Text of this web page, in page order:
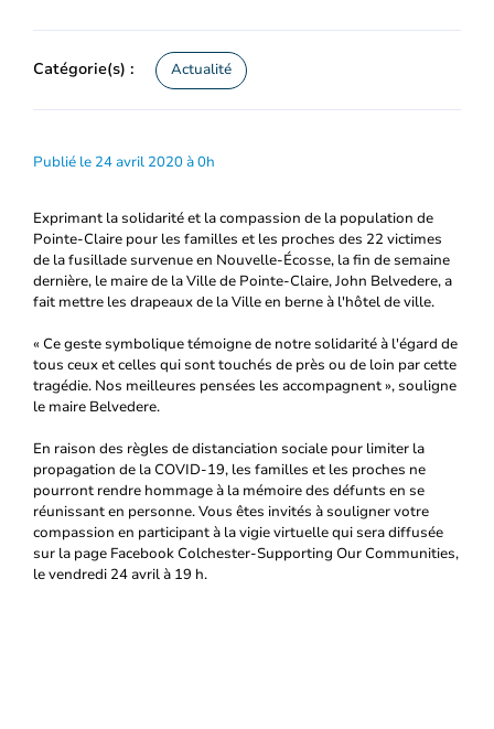
Catégorie(s) : Actualité
Publié le 24 avril 2020 à 0h
Exprimant la solidarité et la compassion de la population de
Pointe-Claire pour les familles et les proches des 22 victimes
de la fusillade survenue en Nouvelle-Écosse, la fin de semaine
dernière, le maire de la Ville de Pointe-Claire, John Belvedere, a
fait mettre les drapeaux de la Ville en berne à l'hôtel de ville.
« Ce geste symbolique témoigne de notre solidarité à l'égard de
tous ceux et celles qui sont touchés de près ou de loin par cette
tragédie. Nos meilleures pensées les accompagnent », souligne
le maire Belvedere.
En raison des règles de distanciation sociale pour limiter la
propagation de la COVID-19, les familles et les proches ne
pourront rendre hommage à la mémoire des défunts en se
réunissant en personne. Vous êtes invités à souligner votre
compassion en participant à la vigie virtuelle qui sera diffusée
sur la page Facebook Colchester-Supporting Our Communities,
le vendredi 24 avril à 19 h.